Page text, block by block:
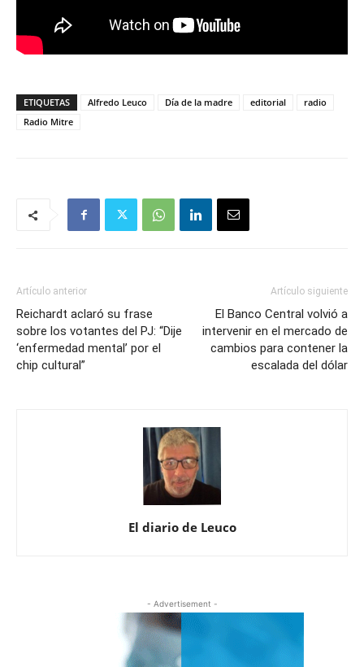
ETIQUETAS Alfredo Leuco Día de la madre editorial
radio
Radio Mitre
Artículo anterior
Reichardt aclaró su frase
sobre los votantes del PJ: “Dije
‘enfermedad mental’ por el
chip cultural”
Artículo siguiente
El Banco Central volvió a
intervenir en el mercado de
cambios para contener la
escalada del dólar
El diario de Leuco
- Advertisement -